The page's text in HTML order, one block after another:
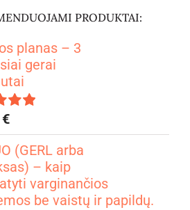
PRODUKTAI:
planas – 3
gerai
€
(GERL arba
– kaip
varginančios
be vaistų ir papildų.